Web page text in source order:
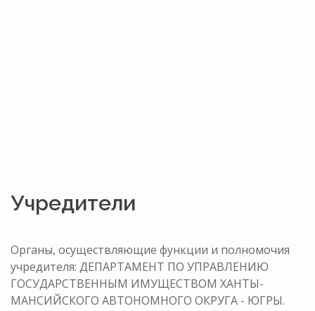
Учредители
Органы, осуществляющие функции и полномочия
учредителя: ДЕПАРТАМЕНТ ПО УПРАВЛЕНИЮ
ГОСУДАРСТВЕННЫМ ИМУЩЕСТВОМ ХАНТЫ-
МАНСИЙСКОГО АВТОНОМНОГО ОКРУГА - ЮГРЫ.